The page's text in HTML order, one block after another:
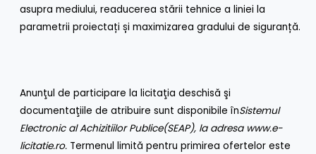
asupra mediului, readucerea stării tehnice a liniei la
parametrii proiectați și maximizarea gradului de siguranță.
Anunţul de participare la licitaţia deschisă şi
documentaţiile de atribuire sunt disponibile înSistemul
Electronic al Achizitiilor Publice(SEAP), la adresa www.e-
licitatie.ro. Termenul limită pentru primirea ofertelor este